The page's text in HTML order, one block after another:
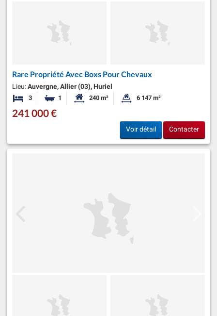
Rare Propriété Avec Boxs Pour Chevaux
Lieu:Auvergne, Allier (03), Huriel
3 Chambres1 Salle de bainSurface habitable:
240 m² Superficie du terrain:
6 147 m²
241 000 €
Voir détail Contacter